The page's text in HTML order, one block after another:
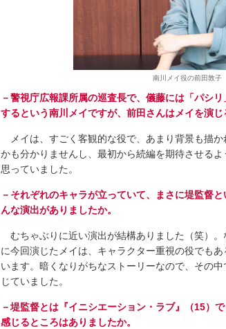
南川メイ役の前田敦
－警視庁広報課所属の巡査長で、儀藤には「パシ
するという南川メイですが、前田さんはメイを演じ
メイは、すごく客観的な役で、あまり背景も描
かも分かりませんし、最初から続編を期待させる
思っていました。
－それぞれのキャラが立っていて、まさに堤監督
んな演出がありましたか。
むちゃぶりに近い演出が結構ありました（笑）
に今回演じたメイは、キャラクター重視の役でも
います。暗くなりがちなストーリーなので、その
じていました。
－堤監督とは『イニシエーション・ラブ』（15）
感じるところはありましたか。